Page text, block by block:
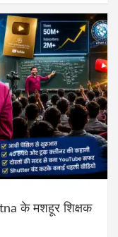
के मशहूर शिक्षक